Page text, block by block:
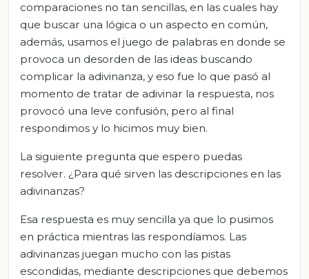
comparaciones no tan sencillas, en las cuales hay
que buscar una lógica o un aspecto en común,
además, usamos el juego de palabras en donde se
provoca un desorden de las ideas buscando
complicar la adivinanza, y eso fue lo que pasó al
momento de tratar de adivinar la respuesta, nos
provocó una leve confusión, pero al final
respondimos y lo hicimos muy bien.
La siguiente pregunta que espero puedas
resolver. ¿Para qué sirven las descripciones en las
adivinanzas?
Esa respuesta es muy sencilla ya que lo pusimos
en práctica mientras las respondíamos. Las
adivinanzas juegan mucho con las pistas
escondidas, mediante descripciones que debemos